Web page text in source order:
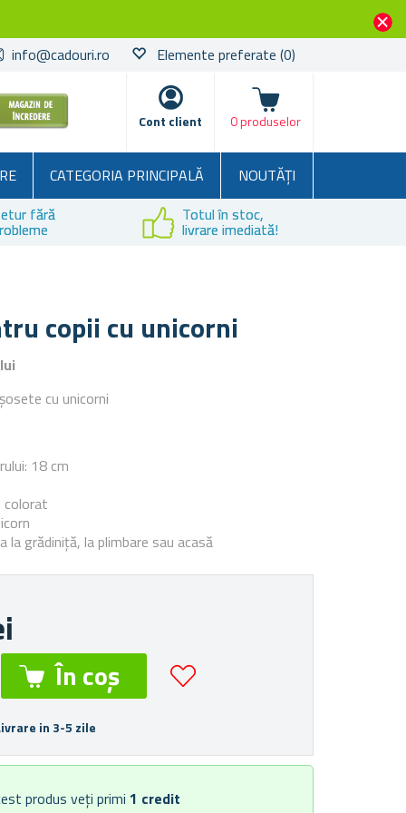
info@cadouri.ro Elemente preferate (0)
Cont client
Coșul
0 produselor
CATEGORIA PRINCIPALĂ
NOUTĂȚI
fără Totul în stoc,
livrare imediată!
copii cu unicorni
cu unicorni
18 cm
colorat
la grădiniță, la plimbare sau acasă
in 3-5 zile
produs veți primi 1 credit